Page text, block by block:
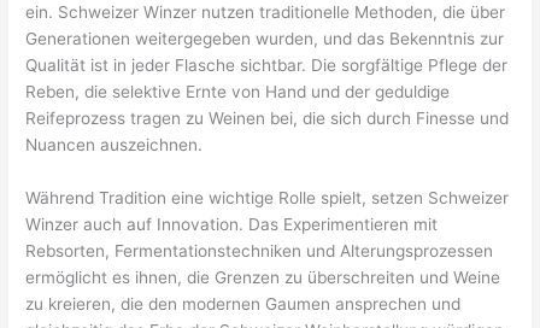
ein. Schweizer Winzer nutzen traditionelle Methoden, die über
Generationen weitergegeben wurden, und das Bekenntnis zur
Qualität ist in jeder Flasche sichtbar. Die sorgfältige Pflege der
Reben, die selektive Ernte von Hand und der geduldige
Reifeprozess tragen zu Weinen bei, die sich durch Finesse und
Nuancen auszeichnen.
Während Tradition eine wichtige Rolle spielt, setzen Schweizer
Winzer auch auf Innovation. Das Experimentieren mit
Rebsorten, Fermentationstechniken und Alterungsprozessen
ermöglicht es ihnen, die Grenzen zu überschreiten und Weine
zu kreieren, die den modernen Gaumen ansprechen und